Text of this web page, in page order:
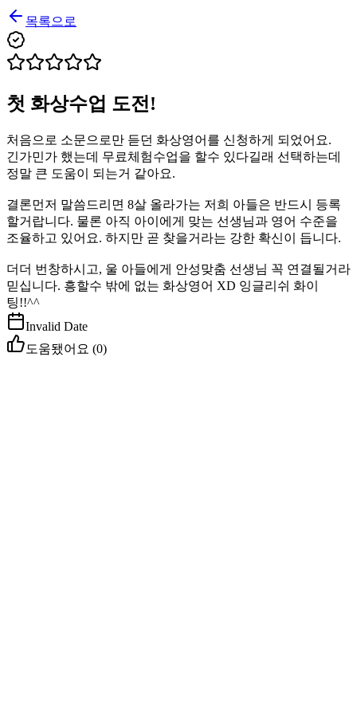
목록으로
첫 화상수업 도전!
처음으로 소문으로만 듣던 화상영어를 신청하게 되었어요.
긴가민가 했는데 무료체험수업을 할수 있다길래 선택하는데
정말 큰 도움이 되는거 같아요.
결론먼저 말씀드리면 8살 올라가는 저희 아들은 반드시 등록
할거랍니다. 물론 아직 아이에게 맞는 선생님과 영어 수준을
조율하고 있어요. 하지만 곧 찾을거라는 강한 확신이 듭니다.
더더 번창하시고, 울 아들에게 안성맞춤 선생님 꼭 연결될거라
믿십니다. 흥할수 밖에 없는 화상영어 XD 잉글리쉬 화이
팅!!^^
Invalid Date
도움됐어요 (0)